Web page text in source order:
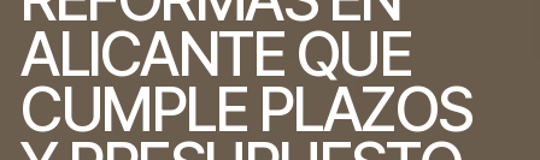
ALICANTE QUE
CUMPLE PLAZOS